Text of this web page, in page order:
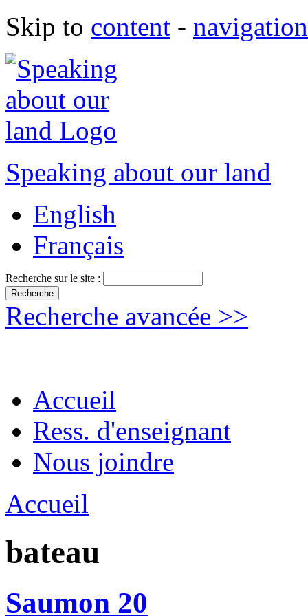
Skip to content - navigation
Speaking about our land
English
Français
Recherche sur le site :
Recherche avancée >>
Accueil
Ress. d'enseignant
Nous joindre
Accueil
bateau
Saumon 20